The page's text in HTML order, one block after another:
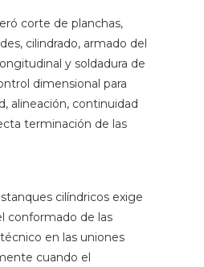
corte de planchas,
cilindrado, armado del
y soldadura de
dimensional para
alineación, continuidad
terminación de las
cilíndricos exige
conformado de las
en las uniones
cuando el